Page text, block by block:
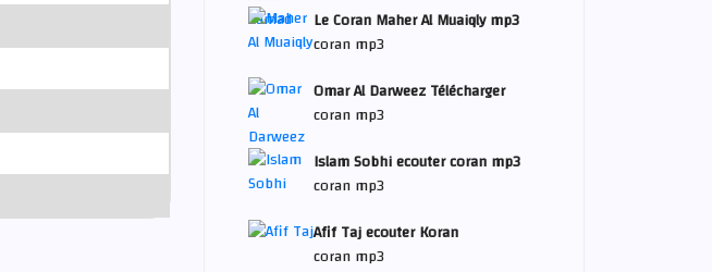
Le Coran Maher Al Muaiqly mp3
coran mp3
Omar Al Darweez Télécharger
coran mp3
Islam Sobhi ecouter coran mp3
coran mp3
Afif Taj ecouter Koran
coran mp3